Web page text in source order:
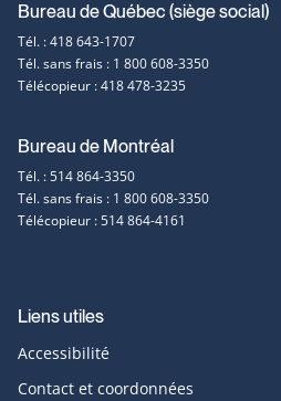
Coordonnées
et
contact
Bureau de Québec (siège social)
Tél. : 418 643-1707
Tél. sans frais : 1 800 608-3350
Télécopieur : 418 478-3235
Bureau de Montréal
Tél. : 514 864-3350
Tél. sans frais : 1 800 608-3350
Télécopieur : 514 864-4161
Liens utiles
Accessibilité
Contact et coordonnées